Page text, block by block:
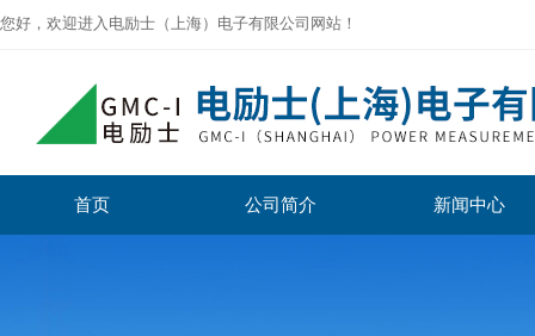
您好，欢迎进入电励士（上海）电子有限公司网站！
首页 公司简介 新闻中心